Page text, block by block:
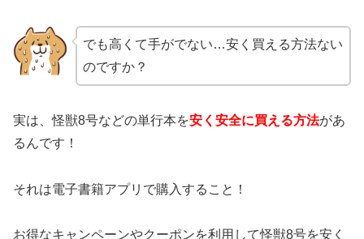
でも高くて手がでない…安く買える方法ない
のですか？
実は、怪獣8号などの単行本を安く安全に買える方法があ
るんです！
それは電子書籍アプリで購入すること！
お得なキャンペーンやクーポンを利用して怪獣8号を安く